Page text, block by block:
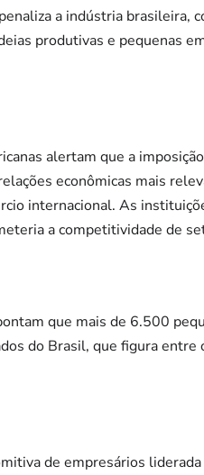
a indústria
produtivas e pequenas
alertam que a
econômicas mais
internacional. As
a competitividade de
que mais de 6.500
do Brasil, que figura entre
de empresários